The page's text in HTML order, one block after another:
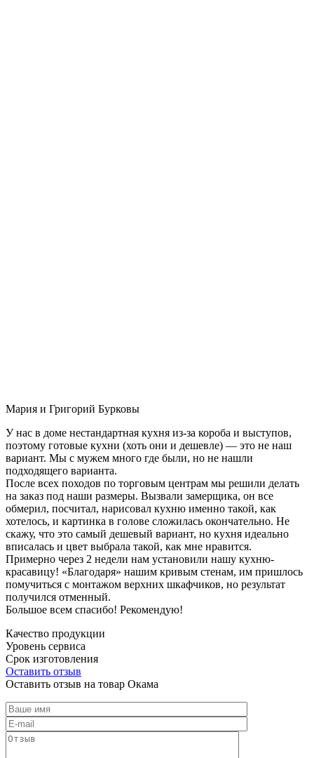
Мария и Григорий Бурковы
У нас в доме нестандартная кухня из-за короба и выступов,
поэтому готовые кухни (хоть они и дешевле) — это не наш
вариант. Мы с мужем много где были, но не нашли
подходящего варианта.
После всех походов по торговым центрам мы решили делать
на заказ под наши размеры. Вызвали замерщика, он все
обмерил, посчитал, нарисовал кухню именно такой, как
хотелось, и картинка в голове сложилась окончательно. Не
скажу, что это самый дешевый вариант, но кухня идеально
вписалась и цвет выбрала такой, как мне нравится.
Примерно через 2 недели нам установили нашу кухню-
красавицу! «Благодаря» нашим кривым стенам, им пришлось
помучиться с монтажом верхних шкафчиков, но результат
получился отменный.
Большое всем спасибо! Рекомендую!
Качество продукции
Уровень сервиса
Срок изготовления
Оставить отзыв
Оставить отзыв на товар Окама